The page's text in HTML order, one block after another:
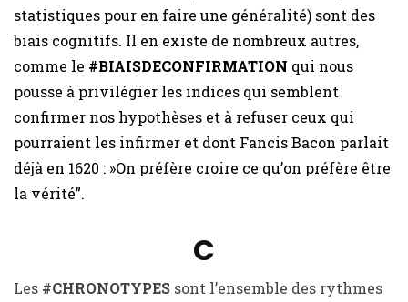
statistiques pour en faire une généralité) sont des
biais cognitifs. Il en existe de nombreux autres,
comme le #BIAISDECONFIRMATION qui nous
pousse à privilégier les indices qui semblent
confirmer nos hypothèses et à refuser ceux qui
pourraient les infirmer et dont Fancis Bacon parlait
déjà en 1620 : »On préfère croire ce qu’on préfère être
la vérité”.
C
Les #CHRONOTYPES sont l’ensemble des rythmes